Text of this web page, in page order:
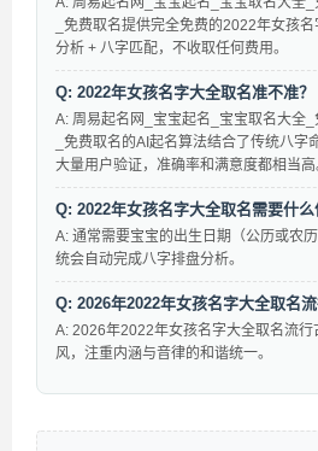
_免费取名提供完全免费的2022年女孩
分析 + 八字匹配，不收取任何费用。
Q: 2022年女孩名字大全取名准不准？
A: 周易起名网_宝宝起名_宝宝取名大全
_免费取名的AI起名算法结合了传统八
大量用户验证，准确率和满意度都相当高
Q: 2022年女孩名字大全取名需要什么
A: 通常需要宝宝的出生日期（公历或农
统会自动完成八字排盘分析。
Q: 2026年2022年女孩名字大全取名流
A: 2026年2022年女孩名字大全取名流
风，注重内涵与音律的和谐统一。